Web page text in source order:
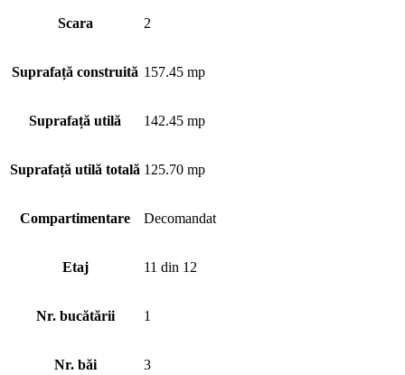
Scara 2
Suprafață construită 157.45 mp
Suprafață utilă 142.45 mp
Suprafață utilă totală 125.70 mp
Compartimentare Decomandat
Etaj 11 din 12
Nr. bucătării 1
Nr. băi 3